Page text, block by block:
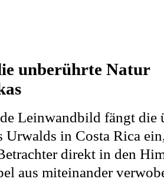
unberührte Natur
Leinwandbild fängt die
Urwalds in Costa Rica
direkt in den
aus miteinander